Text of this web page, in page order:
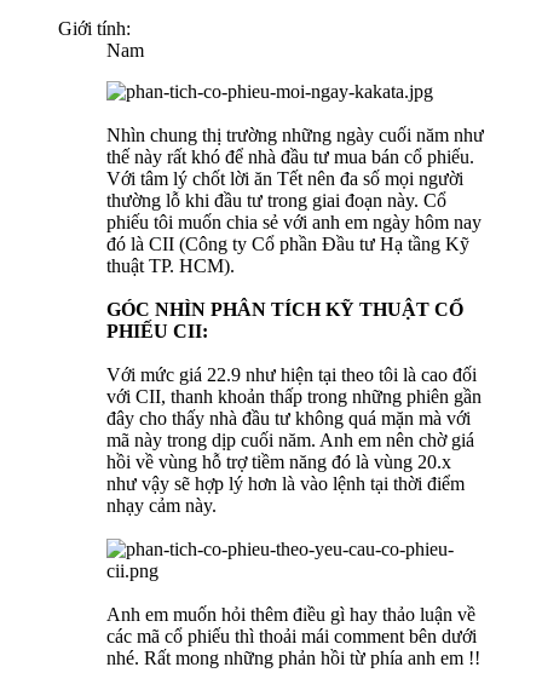
Giới tính:
Nam
Nhìn chung thị trường những ngày cuối năm như
thế này rất khó để nhà đầu tư mua bán cổ phiếu.
Với tâm lý chốt lời ăn Tết nên đa số mọi người
thường lỗ khi đầu tư trong giai đoạn này. Cổ
phiếu tôi muốn chia sẻ với anh em ngày hôm nay
đó là CII (Công ty Cổ phần Đầu tư Hạ tầng Kỹ
thuật TP. HCM).
GÓC NHÌN PHÂN TÍCH KỸ THUẬT CỔ
PHIẾU CII:
Với mức giá 22.9 như hiện tại theo tôi là cao đối
với CII, thanh khoản thấp trong những phiên gần
đây cho thấy nhà đầu tư không quá mặn mà với
mã này trong dịp cuối năm. Anh em nên chờ giá
hồi về vùng hỗ trợ tiềm năng đó là vùng 20.x
như vậy sẽ hợp lý hơn là vào lệnh tại thời điểm
nhạy cảm này.
Anh em muốn hỏi thêm điều gì hay thảo luận về
các mã cổ phiếu thì thoải mái comment bên dưới
nhé. Rất mong những phản hồi từ phía anh em !!